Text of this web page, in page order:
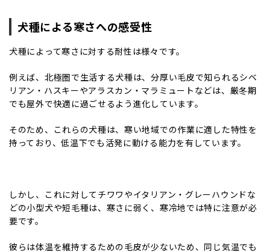
犬種による寒さへの感受性
犬種によって寒さに対する耐性は様々です。
例えば、北極圏で生活する犬種は、分厚い毛皮で知られるシベ
リアン・ハスキーやアラスカン・マラミュートなどは、厳冬期
でも屋外で快適に過ごせるよう進化しています。
そのため、これらの犬種は、寒い地域での作業に適した特性を
持っており、低温下でも活発に動ける能力を有しています。
しかし、これに対してチワワやイタリアン・グレーハウンドな
どの小型犬や短毛種は、寒さに弱く、寒冷地では特に注意が必
要です。
彼らは体温を維持するための毛皮が少ないため、同じ気温でも